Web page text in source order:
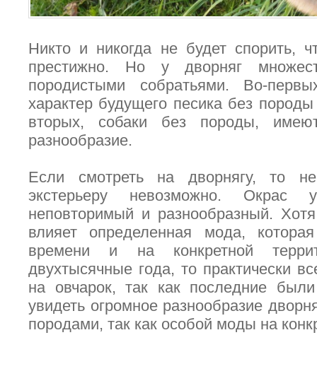
Никто и никогда не будет спорить,
престижно. Но у дворняг
породистыми собратьями. Во-
характер будущего песика без
вторых, собаки без породы, имеют
разнообразие.
Если смотреть на дворнягу, то не
экстерьеру невозможно. Окрас
неповторимый и разнообразный.
влияет определенная мода,
времени и на конкретной
двухтысячные года, то практически
на овчарок, так как последние
увидеть огромное разнообразие
породами, так как особой моды на